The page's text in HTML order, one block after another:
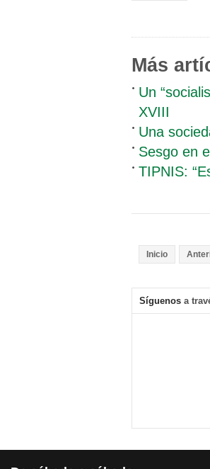
Más
Un
XVIII
Una
Sesgo en
TIPNIS:
Inicio
Síguenos a